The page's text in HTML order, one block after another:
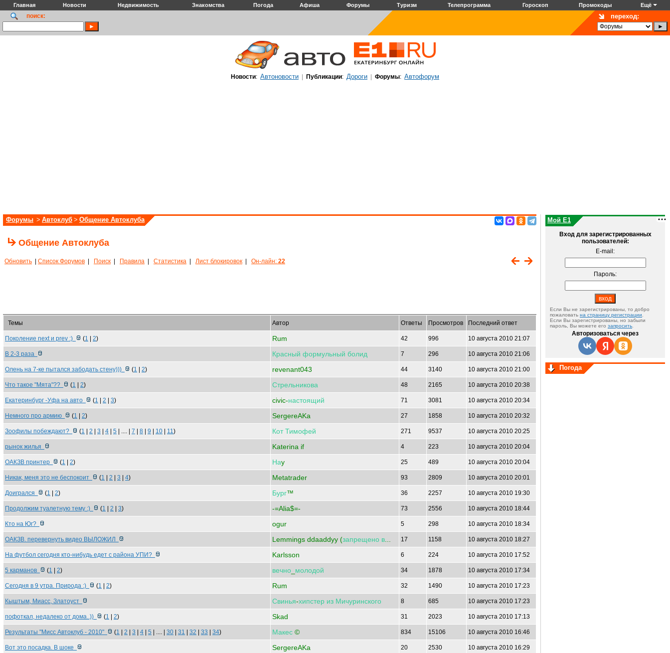
Главная Новости Недвижимость Знакомства Погода Афиша Форумы Туризм Телепрограмма Гороскоп Промокоды Ещё
поиск: переход:
Новости: Автоновости Публикации: Дороги Форумы: Автофорум
Форумы > Автоклуб > Общение Автоклуба
Общение Автоклуба
Обновить Список Форумов Поиск Правила Статистика Лист блокировок Он-лайн: 22
Темы Автор Ответы Просмотров Последний ответ
Поколение next и prev :) (1 2) Rum 42 996 10 августа 2010 21:07
В 2-3 раза Красный формульный болид 7 296 10 августа 2010 21:06
Олень на 7-ке пытался забодать стену))) (1 2) revenant043 44 3140 10 августа 2010 21:00
Что такое "Мята"?? (1 2) Стрельникова 48 2165 10 августа 2010 20:38
Екатеринбург -Уфа на авто (1 2 3) civic-настоящий 71 3081 10 августа 2010 20:34
Немного про армию (1 2) SergereAKa 27 1858 10 августа 2010 20:32
Зоофилы побеждают? (1 2 3 4 5 | .... | 7 8 9 10 11) Кот Тимофей 271 9537 10 августа 2010 20:25
рынок жилья Katerina if 4 223 10 августа 2010 20:04
ОАКЗВ принтер (1 2) Наy 25 489 10 августа 2010 20:04
Никак, меня это не беспокоит (1 2 3 4) Metatrader 93 2809 10 августа 2010 20:01
Доигрался (1 2) Бург™ 36 2257 10 августа 2010 19:30
Продолжим туалетную тему :) (1 2 3) -=Alia$=- 73 2556 10 августа 2010 18:44
Кто на Юг? ogur 5 298 10 августа 2010 18:34
ОАКЗВ. перевернуть видео ВЫЛОЖИЛ Lemmings ddaaddyy (запрещено в 17 1158 10 августа 2010 18:27
На футбол сегодня кто-нибудь едет с района УПИ? Karlsson 6 224 10 августа 2010 17:52
5 карманов (1 2) вечно молодой 34 1878 10 августа 2010 17:34
Сегодня в 9 утра. Природа :) (1 2) Rum 32 1490 10 августа 2010 17:23
Кыштым, Миасс, Златоуст Свинья-хипстер из Мичуринского 8 685 10 августа 2010 17:23
пофоткал, недалеко от дома..)) (1 2) Skad 31 2023 10 августа 2010 17:13
Результаты "Мисс Автоклуб - 2010" (1 2 3 4 5 | .... | 30 31 32 33 34) Макес © 834 15106 10 августа 2010 16:46
Вот это посадка. В шоке SergereAKa 20 2530 10 августа 2010 16:29
Мой E1
Вход для зарегистрированных
пользователей:
E-mail:
Пароль:
Если Вы не зарегистрированы, то добро
пожаловать на страницу регистрации
Если Вы зарегистрированы, но забыли
пароль, Вы можете его запросить
Авторизоваться через
Погода